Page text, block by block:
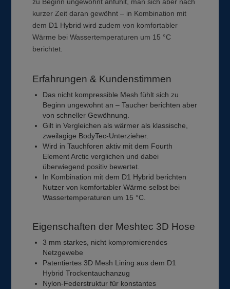
zu Beginn ungewohnt anfühlt, man sich aber nach
kurzer Zeit daran gewöhnt – in Kombination mit
dem D1 Hybrid wird zudem von komfortabler
Wärme bei Wassertemperaturen um 15 °C
berichtet.
Erfahrungen & Kundenstimmen
Das nicht kompressible Mesh fühlt sich zu
Beginn ungewohnt an – Taucher berichten aber
von schneller Gewöhnung.
Gilt in Vergleichen als wärmer als klassische,
zweilagige BodyTec-Unterzieher.
Wird in Tauchforen aktiv mit dem Fourth
Element Arctic verglichen und dabei
überwiegend positiv bewertet.
In Kombination mit dem D1 Hybrid berichten
Nutzer von komfortabler Wärme selbst bei
Wassertemperaturen um 15 °C.
Eigenschaften der Meshtec 3D Hose
3 mm starkes, nicht kompromierendes
Netzgewebe
Patentiertes 3D Mesh Lining aus dem D1
Hybrid Trockentauchanzug
Nylon-Federstruktur für konstantes